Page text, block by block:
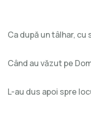
Ca după un tâlhar, cu
Când au văzut pe
L-au dus apoi spre